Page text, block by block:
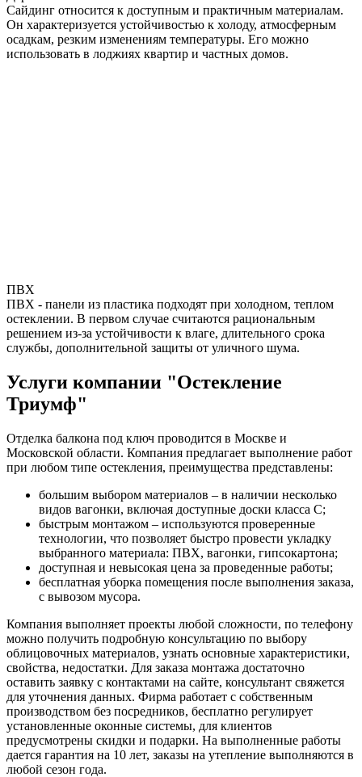
Сайдинг относится к доступным и практичным материалам.
Он характеризуется устойчивостью к холоду, атмосферным
осадкам, резким изменениям температуры. Его можно
использовать в лоджиях квартир и частных домов.
ПВХ
ПВХ - панели из пластика подходят при холодном, теплом
остеклении. В первом случае считаются рациональным
решением из-за устойчивости к влаге, длительного срока
службы, дополнительной защиты от уличного шума.
Услуги компании "Остекление
Триумф"
Отделка балкона под ключ проводится в Москве и
Московской области. Компания предлагает выполнение работ
при любом типе остекления, преимущества представлены:
большим выбором материалов – в наличии несколько
видов вагонки, включая доступные доски класса С;
быстрым монтажом – используются проверенные
технологии, что позволяет быстро провести укладку
выбранного материала: ПВХ, вагонки, гипсокартона;
доступная и невысокая цена за проведенные работы;
бесплатная уборка помещения после выполнения заказа,
с вывозом мусора.
Компания выполняет проекты любой сложности, по телефону
можно получить подробную консультацию по выбору
облицовочных материалов, узнать основные характеристики,
свойства, недостатки. Для заказа монтажа достаточно
оставить заявку с контактами на сайте, консультант свяжется
для уточнения данных. Фирма работает с собственным
производством без посредников, бесплатно регулирует
установленные оконные системы, для клиентов
предусмотрены скидки и подарки. На выполненные работы
дается гарантия на 10 лет, заказы на утепление выполняются в
любой сезон года.